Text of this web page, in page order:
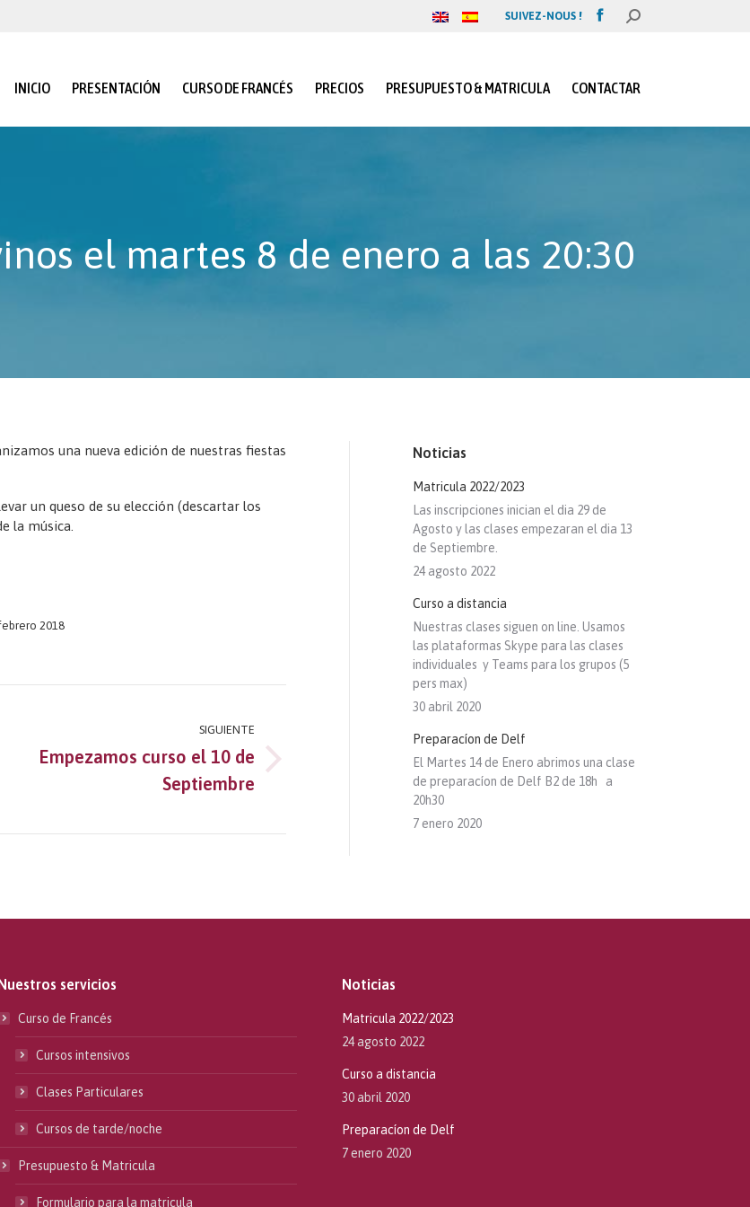
SUIVEZ-NOUS !
Facebook
new
BUSCAR:
INICIO PRESENTACIÓN CURSO DE FRANCÉS PRECIOS PRESUPUESTO & MATRICULA CONTACTAR
el martes 8 de enero a las 20:30
una nueva edición de nuestras fiestas
un queso de su elección (descartar los
la música.
2018
SIGUIENTE
Publicación
Empezamos curso el 10 de
Septiembre
Noticias
Matricula 2022/2023
Las inscripciones inician el dia 29 de
Agosto y las clases empezaran el dia 13
de Septiembre.
24 agosto 2022
Curso a distancia
Nuestras clases siguen on line. Usamos
las plataformas Skype para las clases
individuales y Teams para los grupos (5
pers max)
30 abril 2020
Preparacíon de Delf
El Martes 14 de Enero abrimos una clase
de preparacíon de Delf B2 de 18h a
20h30
7 enero 2020
servicios
Curso de Francés
Cursos intensivos
Clases Particulares
Cursos de tarde/noche
Presupuesto & Matricula
Formulario para la matricula
Noticias
Matricula 2022/2023
24 agosto 2022
Curso a distancia
30 abril 2020
Preparacíon de Delf
7 enero 2020